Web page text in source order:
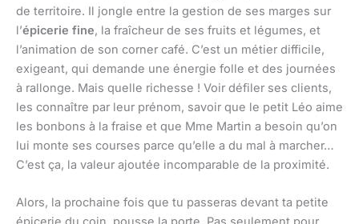
de territoire. Il jongle entre la gestion de ses marges sur
l’épicerie fine, la fraîcheur de ses fruits et légumes, et
l’animation de son corner café. C’est un métier difficile,
exigeant, qui demande une énergie folle et des journées
à rallonge. Mais quelle richesse ! Voir défiler ses clients,
les connaître par leur prénom, savoir que le petit Léo aime
les bonbons à la fraise et que Mme Martin a besoin qu’on
lui monte ses courses parce qu’elle a du mal à marcher…
C’est ça, la valeur ajoutée incomparable de la proximité.
Alors, la prochaine fois que tu passeras devant ta petite